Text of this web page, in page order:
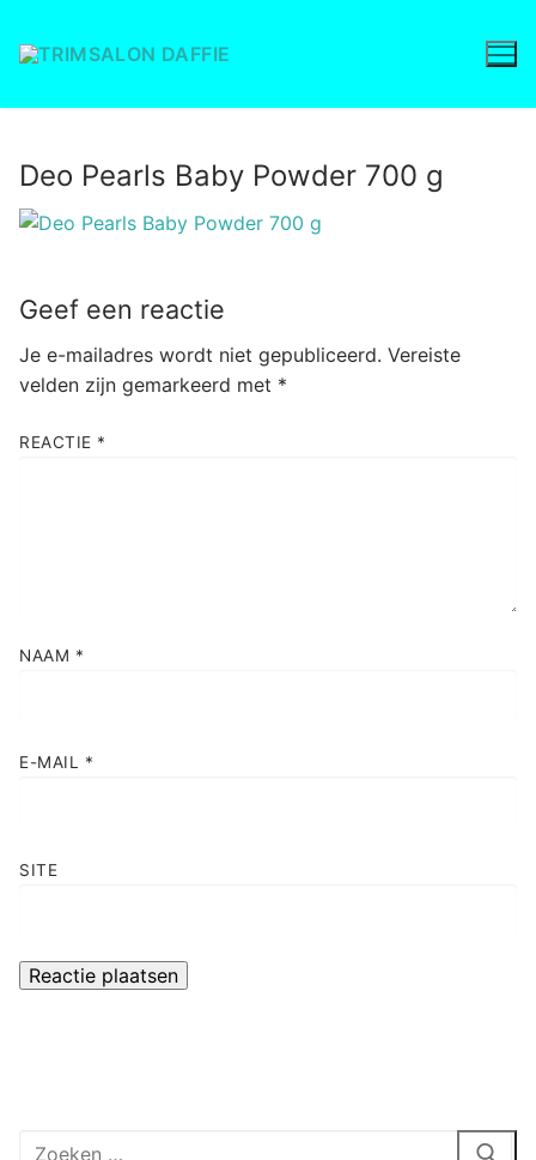
naar
inhoud
Deo Pearls Baby Powder 700 g
Geef een reactie
Je e-mailadres wordt niet gepubliceerd. Vereiste
velden zijn gemarkeerd met *
REACTIE *
NAAM *
E-MAIL *
SITE
Zoeken